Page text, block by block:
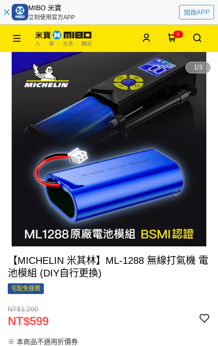
MIBO 米寶
立刻使用官方APP
開啟APP
0
1/3
【MICHELIN 米其林】ML-1288 無線打氣機 電
池模組 (DIY自行更換)
宅配免運費
NT$1,200
NT$599
※ 本商品不適用折價券